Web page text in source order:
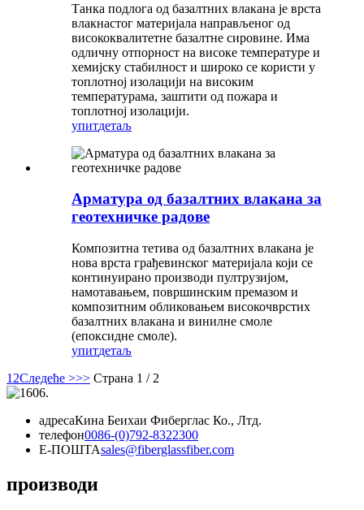
Танка подлога од базалтних влакана је врста
влакнастог материјала направљеног од
висококвалитетне базалтне сировине. Има
одличну отпорност на високе температуре и
хемијску стабилност и широко се користи у
топлотној изолацији на високим
температурама, заштити од пожара и
топлотној изолацији.
упитдетаљ
Арматура од базалтних влакана за
геотехничке радове
Композитна тетива од базалтних влакана је
нова врста грађевинског материјала који се
континуирано производи пултрузијом,
намотавањем, површинским премазом и
композитним обликовањем високочврстих
базалтних влакана и винилне смоле
(епоксидне смоле).
упитдетаљ
1 2Следеће >>> Страна 1 / 2
адресаКина Беихаи Фиберглас Ко., Лтд.
телефон0086-(0)792-8322300
Е-ПОШТАsales@fiberglassfiber.com
производи